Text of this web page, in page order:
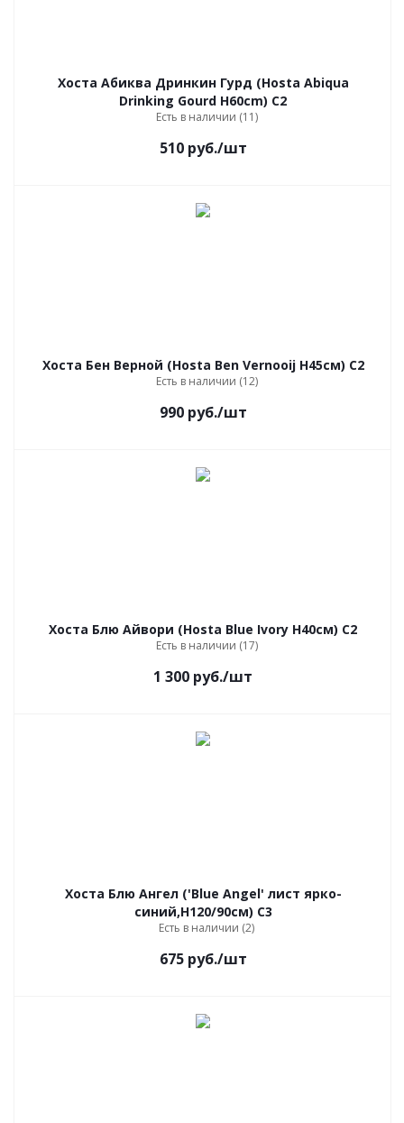
Хоста Абиква Дринкин Гурд (Hosta Abiqua
Drinking Gourd H60cm) С2
Есть в наличии (11)
510руб./шт
Хоста Бен Верной (Hosta Ben Vernooij Н45см) С2
Есть в наличии (12)
990руб./шт
Хоста Блю Айвори (Hosta Blue Ivory Н40см) С2
Есть в наличии (17)
1 300 руб./шт
Хоста Блю Ангел ('Blue Angel' лист ярко-
синий,Н120/90см) C3
Есть в наличии (2)
675руб./шт